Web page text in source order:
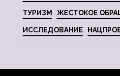
ТУРИЗМ ЖЕСТОКОЕ
ИССЛЕДОВАНИЕ